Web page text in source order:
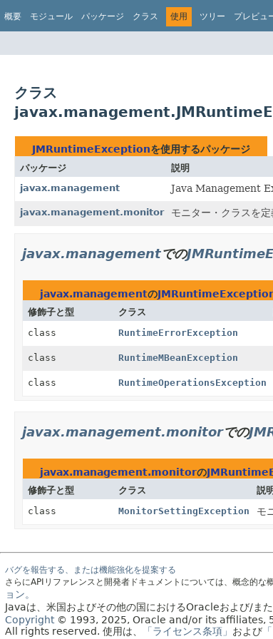
概要 モジュール パッケージ クラス 使用 ツリー プレビュ
クラス
JMRuntimeExceptionを使用するパッケージ
パッケージ
説明
javax.management
Java Management
javax.management.monitor モニター・クラスを定
javax.managementでの
javax.managementの
修飾子と型 クラス
class
RuntimeErrorException
class RuntimeMBeanException
class RuntimeOperationsException
javax.management.monitorでの
javax.management.monitorの
修飾子と型 クラス
説
class
MonitorSettingException モ
バグを報告する、または機能強化を提案する
さらにAPIリファレンスと開発者ドキュメントについては、概念的
ョン。
Javaは、米国およびその他の国におけるOracleおよび/ま
Copyright© 1993, 2025, Oracle and/or its affiliates,
All rights reserved. 使用は、 「ライセンス条項」 および